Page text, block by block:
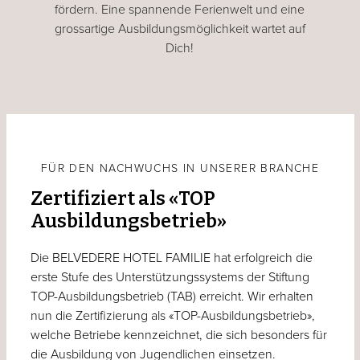
fördern. Eine spannende Ferienwelt und eine
grossartige Ausbildungsmöglichkeit wartet auf
Dich!
FÜR DEN NACHWUCHS IN UNSERER BRANCHE
Zertifiziert als «TOP
Ausbildungsbetrieb»
Die BELVEDERE HOTEL FAMILIE hat erfolgreich die
erste Stufe des Unterstützungssystems der Stiftung
TOP-Ausbildungsbetrieb (TAB) erreicht. Wir erhalten
nun die Zertifizierung als «TOP-Ausbildungsbetrieb»,
welche Betriebe kennzeichnet, die sich besonders für
die Ausbildung von Jugendlichen einsetzen.